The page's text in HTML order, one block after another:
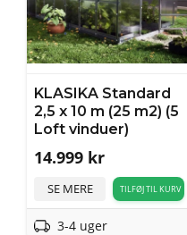
KLASIKA Standard
2,5 x 10 m (25 m2) (5
Loft vinduer)
14.999 kr
SE MERE TILFØJ TIL KURV
3-4 uger